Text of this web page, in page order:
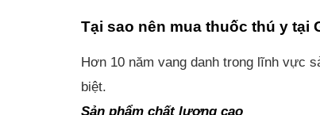
Tại sao nên mua thuốc thú y tại
Hơn 10 năm vang danh trong lĩnh vực
biệt.
Sản phẩm chất lượng cao